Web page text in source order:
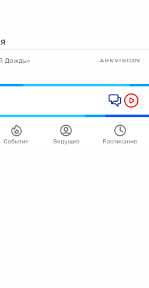
Дождь»
События Ведущие Расписание